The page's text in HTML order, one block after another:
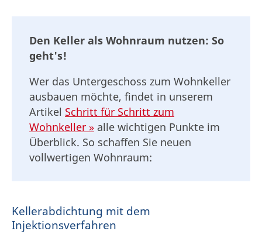
Den Keller als Wohnraum nutzen: So
geht's!
Wer das Untergeschoss zum Wohnkeller
ausbauen möchte, findet in unserem
Artikel Schritt für Schritt zum
Wohnkeller » alle wichtigen Punkte im
Überblick. So schaffen Sie neuen
vollwertigen Wohnraum:
Kellerabdichtung mit dem
Injektionsverfahren